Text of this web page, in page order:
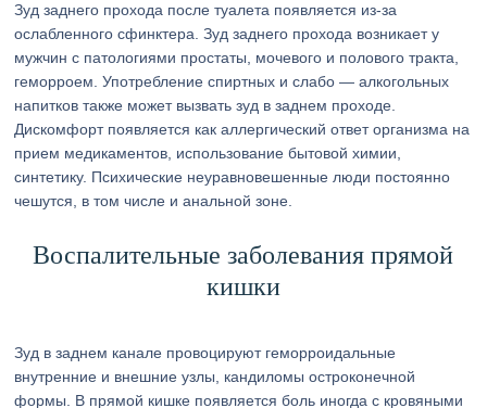
Зуд заднего прохода после туалета появляется из-за
ослабленного сфинктера. Зуд заднего прохода возникает у
мужчин с патологиями простаты, мочевого и полового тракта,
геморроем. Употребление спиртных и слабо — алкогольных
напитков также может вызвать зуд в заднем проходе.
Дискомфорт появляется как аллергический ответ организма на
прием медикаментов, использование бытовой химии,
синтетику. Психические неуравновешенные люди постоянно
чешутся, в том числе и анальной зоне.
Воспалительные заболевания прямой
кишки
Зуд в заднем канале провоцируют геморроидальные
внутренние и внешние узлы, кандиломы остроконечной
формы. В прямой кишке появляется боль иногда с кровяными